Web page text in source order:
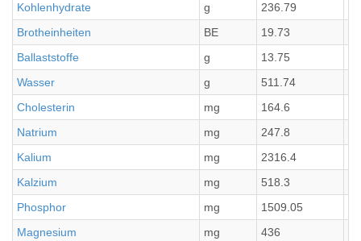
Kohlenhydrate
g 236.79
Brotheinheiten
BE 19.73
Ballaststoffe
g 13.75
Wasser
g 511.74
Cholesterin
mg 164.6
Natrium
mg 247.8
Kalium
mg 2316.4
Kalzium
mg 518.3
Phosphor
mg 1509.05
Magnesium
mg 436